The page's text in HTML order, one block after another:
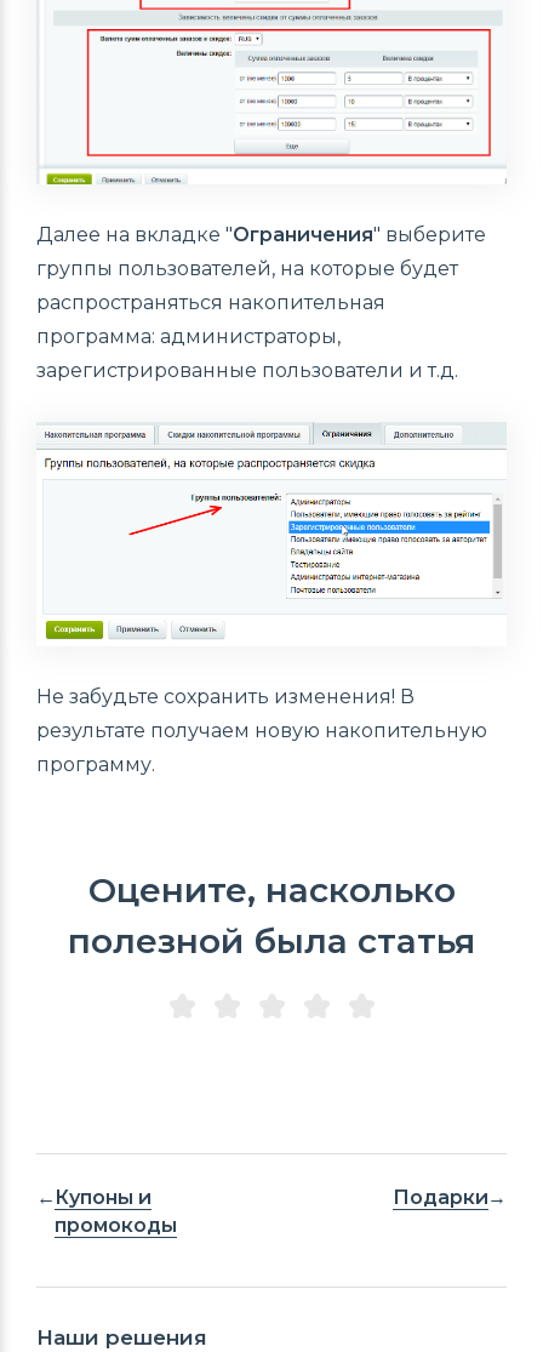
Далее на вкладке "Ограничения" выберите
группы пользователей, на которые будет
распространяться накопительная
программа: администраторы,
зарегистрированные пользователи и т.д.
Не забудьте сохранить изменения! В
результате получаем новую накопительную
программу.
Оцените, насколько
полезной была статья
Купоны и
промокоды
Подарки
Наши решения